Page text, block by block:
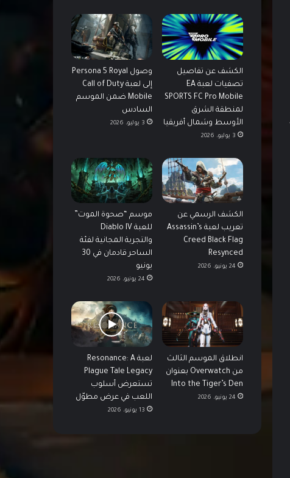
الكشف عن تفاصيل
تصفيات لعبة EA
SPORTS FC Pro Mobile
لمنطقة الشرق
الأوسط وشمال أفريقيا
3 يوليو، 2026
وصول Persona 5 Royal
إلى لعبة Call of Duty
Mobile ضمن الموسم
السادس
3 يوليو، 2026
الكشف الرسمي عن
تعريب لعبة Assassin’s
Creed Black Flag
Resynced
24 يونيو، 2026
موسم “صحوة الموت”
للعبة Diablo IV
والتجربة المجانية لفئة
الساحر قادمان في 30
يونيو
24 يونيو، 2026
انطلاق الموسم الثالث
من Overwatch بعنوان
Into the Tiger’s Den
24 يونيو، 2026
لعبة Resonance: A
Plague Tale Legacy
تستعرض أسلوب
اللعب في عرض مطوّل
13 يونيو، 2026